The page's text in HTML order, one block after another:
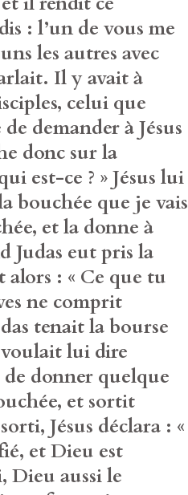
: l’un de vous me
les autres avec
Il y avait à
celui que
demander à Jésus
donc sur la
est-ce ? » Jésus lui
bouchée que je vais
et la donne à
Judas eut pris la
alors : « Ce que tu
ne comprit
tenait la bourse
voulait lui dire
donner quelque
et sortit
Jésus déclara : «
et Dieu est
aussi le